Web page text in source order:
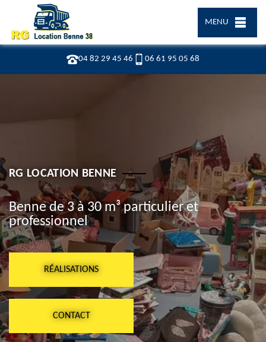
04 82 29 45 46 06 61 95 05 68
MENU
RG LOCATION BENNE
Benne de 3 à 30 m³ particulier et
professionnel
RÉALISATIONS
CONTACT